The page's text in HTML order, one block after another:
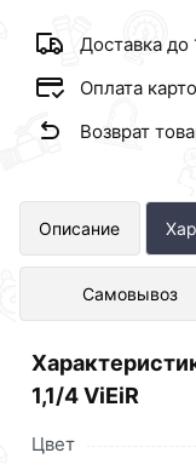
Доставка до
Оплата
Возврат
Описание
Самовывоз
Косой
Сантехника
1,1/4 ViEiR
Цвет